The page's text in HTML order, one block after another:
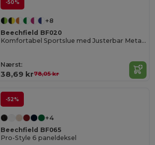
-50%
+8
Beechfield BF020
Komfortabel Sportslue med Justerbar Metallspenne
Nærst:
38,69 kr78,05 kr
-52%
+4
Beechfield BF065
Pro-Style 6 paneldeksel